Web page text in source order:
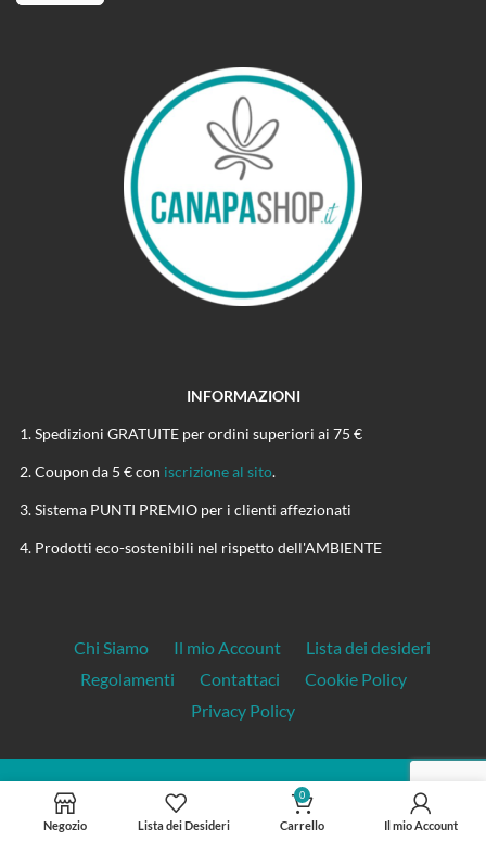
INFORMAZIONI
Spedizioni GRATUITE per ordini superiori ai 75 €
Coupon da 5 € con iscrizione al sito.
Sistema PUNTI PREMIO per i clienti affezionati
Prodotti eco-sostenibili nel rispetto dell'AMBIENTE
Chi Siamo Il mio Account
Lista dei desideri
Regolamenti
Contattaci
Cookie Policy
Privacy Policy
P.Iva: 01899130221
Negozio Lista dei Desideri
0
Carrello Il mio Account